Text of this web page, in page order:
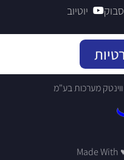
יוטיוב
מערכות בע"מ
Made With